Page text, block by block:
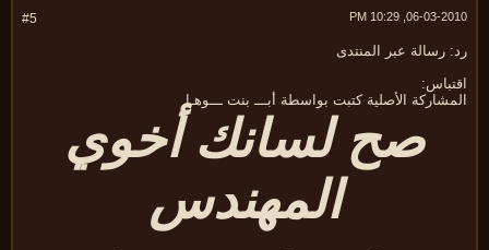
06-03-2010,
رسالة عبر المنتدى
الأصلية كتبت بواسطة أبـــ بنت ـــوهـا
صح لسانك أخوي
المهندس